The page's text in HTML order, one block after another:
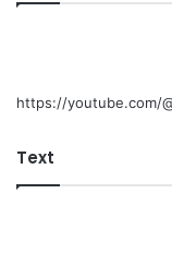
https://youtube.com/
Text